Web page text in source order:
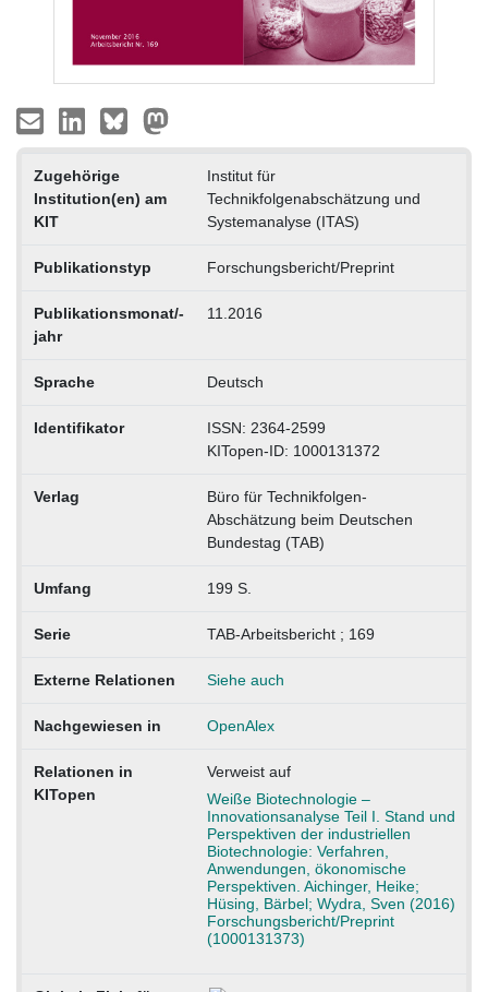
Zugehörige
Institution(en) am
KIT
Institut für
Technikfolgenabschätzung und
Systemanalyse (ITAS)
Publikationstyp Forschungsbericht/Preprint
Publikationsmonat/-
jahr
11.2016
Sprache Deutsch
Identifikator
ISSN: 2364-2599
KITopen-ID: 1000131372
Verlag
Büro für Technikfolgen-
Abschätzung beim Deutschen
Bundestag (TAB)
Umfang 199 S.
Serie TAB-Arbeitsbericht ; 169
Externe Relationen Siehe auch
Nachgewiesen in OpenAlex
Relationen in
KITopen
Verweist auf
Weiße Biotechnologie –
Innovationsanalyse Teil I. Stand und
Perspektiven der industriellen
Biotechnologie: Verfahren,
Anwendungen, ökonomische
Perspektiven. Aichinger, Heike;
Hüsing, Bärbel; Wydra, Sven (2016)
Forschungsbericht/Preprint
(1000131373)